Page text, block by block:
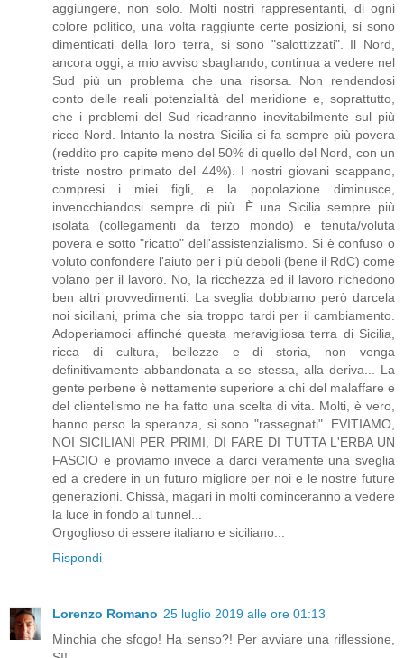
aggiungere, non solo. Molti nostri rappresentanti, di ogni
colore politico, una volta raggiunte certe posizioni, si sono
dimenticati della loro terra, si sono "salottizzati". Il Nord,
ancora oggi, a mio avviso sbagliando, continua a vedere nel
Sud più un problema che una risorsa. Non rendendosi
conto delle reali potenzialità del meridione e, soprattutto,
che i problemi del Sud ricadranno inevitabilmente sul più
ricco Nord. Intanto la nostra Sicilia si fa sempre più povera
(reddito pro capite meno del 50% di quello del Nord, con un
triste nostro primato del 44%). I nostri giovani scappano,
compresi i miei figli, e la popolazione diminusce,
invencchiandosi sempre di più. È una Sicilia sempre più
isolata (collegamenti da terzo mondo) e tenuta/voluta
povera e sotto "ricatto" dell'assistenzialismo. Si è confuso o
voluto confondere l'aiuto per i più deboli (bene il RdC) come
volano per il lavoro. No, la ricchezza ed il lavoro richedono
ben altri provvedimenti. La sveglia dobbiamo però darcela
noi siciliani, prima che sia troppo tardi per il cambiamento.
Adoperiamoci affinché questa meravigliosa terra di Sicilia,
ricca di cultura, bellezze e di storia, non venga
definitivamente abbandonata a se stessa, alla deriva... La
gente perbene è nettamente superiore a chi del malaffare e
del clientelismo ne ha fatto una scelta di vita. Molti, è vero,
hanno perso la speranza, si sono "rassegnati". EVITIAMO,
NOI SICILIANI PER PRIMI, DI FARE DI TUTTA L'ERBA UN
FASCIO e proviamo invece a darci veramente una sveglia
ed a credere in un futuro migliore per noi e le nostre future
generazioni. Chissà, magari in molti cominceranno a vedere
la luce in fondo al tunnel...
Orgoglioso di essere italiano e siciliano...
Rispondi
Lorenzo Romano 25 luglio 2019 alle ore 01:13
Minchia che sfogo! Ha senso?! Per avviare una riflessione,